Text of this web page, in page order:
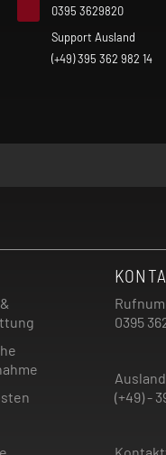
0395 3629820
Support Ausland
(+49) 395 362 982 14
0395
(+49) -